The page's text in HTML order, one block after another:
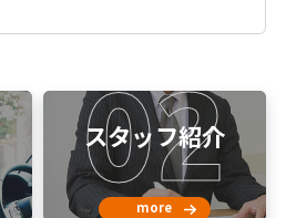
02
スタッフ紹介
more